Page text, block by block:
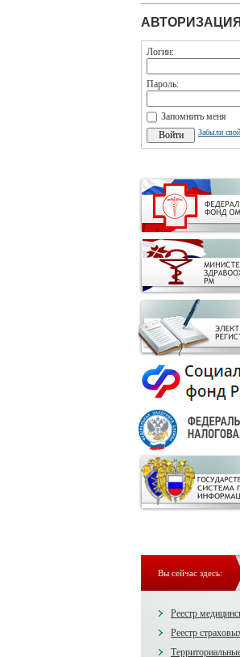
АВТОРИЗАЦИЯ
Логин:
Пароль:
Запомнить меня
Забыли
Вы сейчас здесь:
Реестр
Реестр